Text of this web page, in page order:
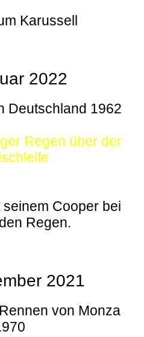
Karussell
2022
Deutschland 1962
Regen über der
Cooper bei
Regen.
2021
von Monza